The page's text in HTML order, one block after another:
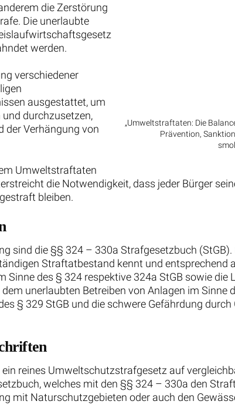
„Umweltstraftaten: Die
Prävention,
die Zerstörung
Die unerlaubte
werden.
verschiedener
ausgestattet, um
durchzusetzen,
der Verhängung von
Umweltstraftaten
die Notwendigkeit, dass jeder Bürger
bleiben.
sind die §§ 324 – 330a Strafgesetzbuch
Straftatbestand kennt und entsprechend
Sinne des § 324 respektive 324a StGB sowie
unerlaubten Betreiben von Anlagen im Sinne
§ 329 StGB und die schwere Gefährdung
reines Umweltschutzstrafgesetz auf
welches mit den §§ 324 – 330a den
mit Naturschutzgebieten oder auch den